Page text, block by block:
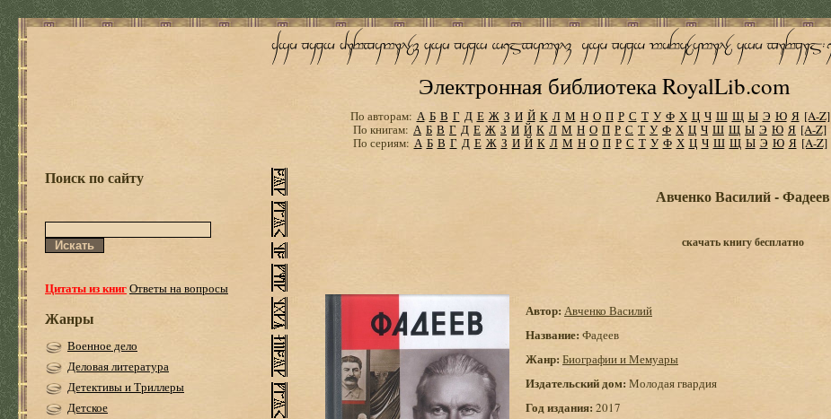
Электронная библиотека RoyalLib.com
По авторам: А Б В Г Д Е Ж З И Й К Л М Н О П Р С Т У Ф Х Ц Ч Ш Щ Ы Э Ю Я [A-Z]
По книгам: А Б В Г Д Е Ж З И Й К Л М Н О П Р С Т У Ф Х Ц Ч Ш Щ Ы Э Ю Я [A-Z]
По сериям: А Б В Г Д Е Ж З И Й К Л М Н О П Р С Т У Ф Х Ц Ч Ш Щ Ы Э Ю Я [A-Z]
Поиск по сайту
Цитаты из книгОтветы на вопросы
Жанры
Военное дело
Деловая литература
Детективы и Триллеры
Детское
Авченко Василий - Фадеев
скачать книгу бесплатно
Автор: Авченко Василий
Название: Фадеев
Жанр: Биографии и Мемуары
Издательский дом: Молодая гвардия
Год издания: 2017